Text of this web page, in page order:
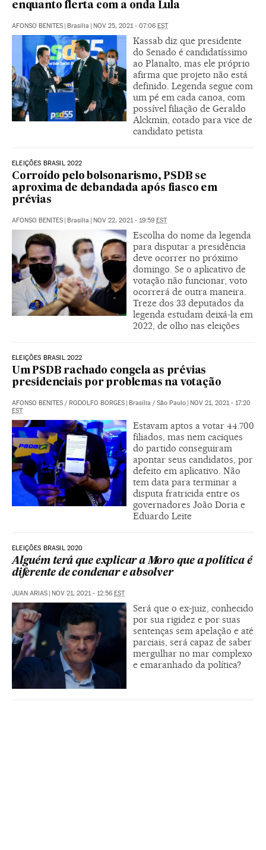
enquanto flerta com a onda Lula
AFONSO BENITES Brasília NOV 25, 2021 - 07:06 EST
Kassab diz que presidente
do Senado é candidatíssimo
ao Planalto, mas ele próprio
afirma que projeto não está
definido. Legenda segue com
um pé em cada canoa, com
possível filiação de Geraldo
Alckmin, cotado para vice de
candidato petista
ELEIÇÕES BRASIL 2022
Corroído pelo bolsonarismo, PSDB se
aproxima de debandada após fiasco em
prévias
AFONSO BENITES Brasília NOV 22, 2021 - 19:59 EST
Escolha do nome da legenda
para disputar a presidência
deve ocorrer no próximo
domingo. Se o aplicativo de
votação não funcionar, voto
ocorrerá de outra maneira.
Treze dos 33 deputados da
legenda estudam deixá-la em
2022, de olho nas eleições
ELEIÇÕES BRASIL 2022
Um PSDB rachado congela as prévias
presidenciais por problemas na votação
AFONSO BENITES / RODOLFO BORGES Brasília / São Paulo
NOV 21, 2021 - 17:20
EST
Estavam aptos a votar 44.700
filiados, mas nem caciques
do partido conseguiram
apontar seus candidatos, por
defeito em aplicativo. Não
tem data para terminar a
disputa fratricida entre os
governadores João Doria e
Eduardo Leite
ELEIÇÕES BRASIL 2020
Alguém terá que explicar a Moro que a política é
diferente de condenar e absolver
JUAN ARIAS NOV 21, 2021 - 12:56 EST
Será que o ex-juiz, conhecido
por sua rigidez e por suas
sentenças sem apelação e até
parciais, será capaz de saber
mergulhar no mar complexo
e emaranhado da política?